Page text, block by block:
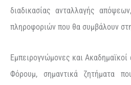
διαδικασίας ανταλλαγής
πληροφοριών που θα συμβάλουν
Εμπειρογνώμονες και Ακαδημαϊκοί
Φόρουμ, σημαντικά ζητήματα